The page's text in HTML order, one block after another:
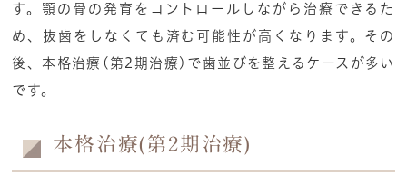
す。顎の骨の発育をコントロールしながら治療できるた
め、抜歯をしなくても済む可能性が高くなります。その
後、本格治療(第2期治療)で歯並びを整えるケースが多い
です。
本格治療(第2期治療)